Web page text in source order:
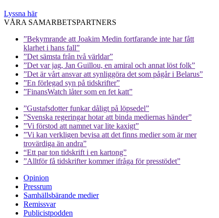
Lyssna här
VÅRA SAMARBETSPARTNERS
”Bekymrande att Joakim Medin fortfarande inte har fått
klarhet i hans fall”
”Det sämsta från två världar”
”Det var jag, Jan Guillou, en amiral och annat löst folk”
”Det är vårt ansvar att synliggöra det som pågår i Belarus”
”En förlegad syn på tidskrifter”
”FinansWatch låter som en fet katt”
”Gustafsdotter funkar dåligt på löpsedel”
”Svenska regeringar hotar att binda mediernas händer”
”Vi förstod att namnet var lite kaxigt”
”Vi kan verkligen bevisa att det finns medier som är mer
trovärdiga än andra”
“Ett par ton tidskrift i en kartong”
”Alltför få tidskrifter kommer ifråga för presstödet”
Opinion
Pressrum
Samhällsbärande medier
Remissvar
Publicistpodden